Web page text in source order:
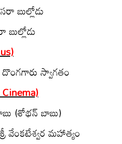
బుల్లోడు
స్వాగ‌తం
(శోభ‌న్ బాబు)
వేంక‌టేశ్వ‌ర మ‌హాత్యం